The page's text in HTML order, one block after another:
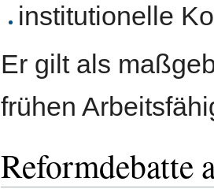
institutionelle
Er gilt als
frühen
Reformdebatte